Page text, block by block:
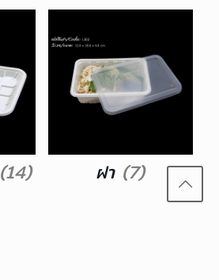
(14) ฝา (7)